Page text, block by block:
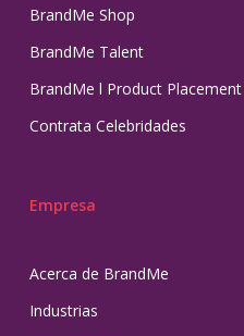
BrandMe Shop
BrandMe Talent
BrandMe l Product Placement
Contrata Celebridades
Empresa
Acerca de BrandMe
Industrias